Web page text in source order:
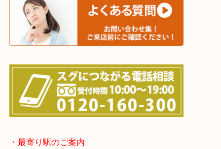
上記に記載がないエリアでもご相談ください！！
※宅配買取は、事前にライン査定で1万円以上が出